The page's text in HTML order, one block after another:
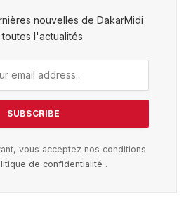
nouvelles de DakarMidi
toutes l'actualités
vous acceptez nos conditions
de confidentialité .